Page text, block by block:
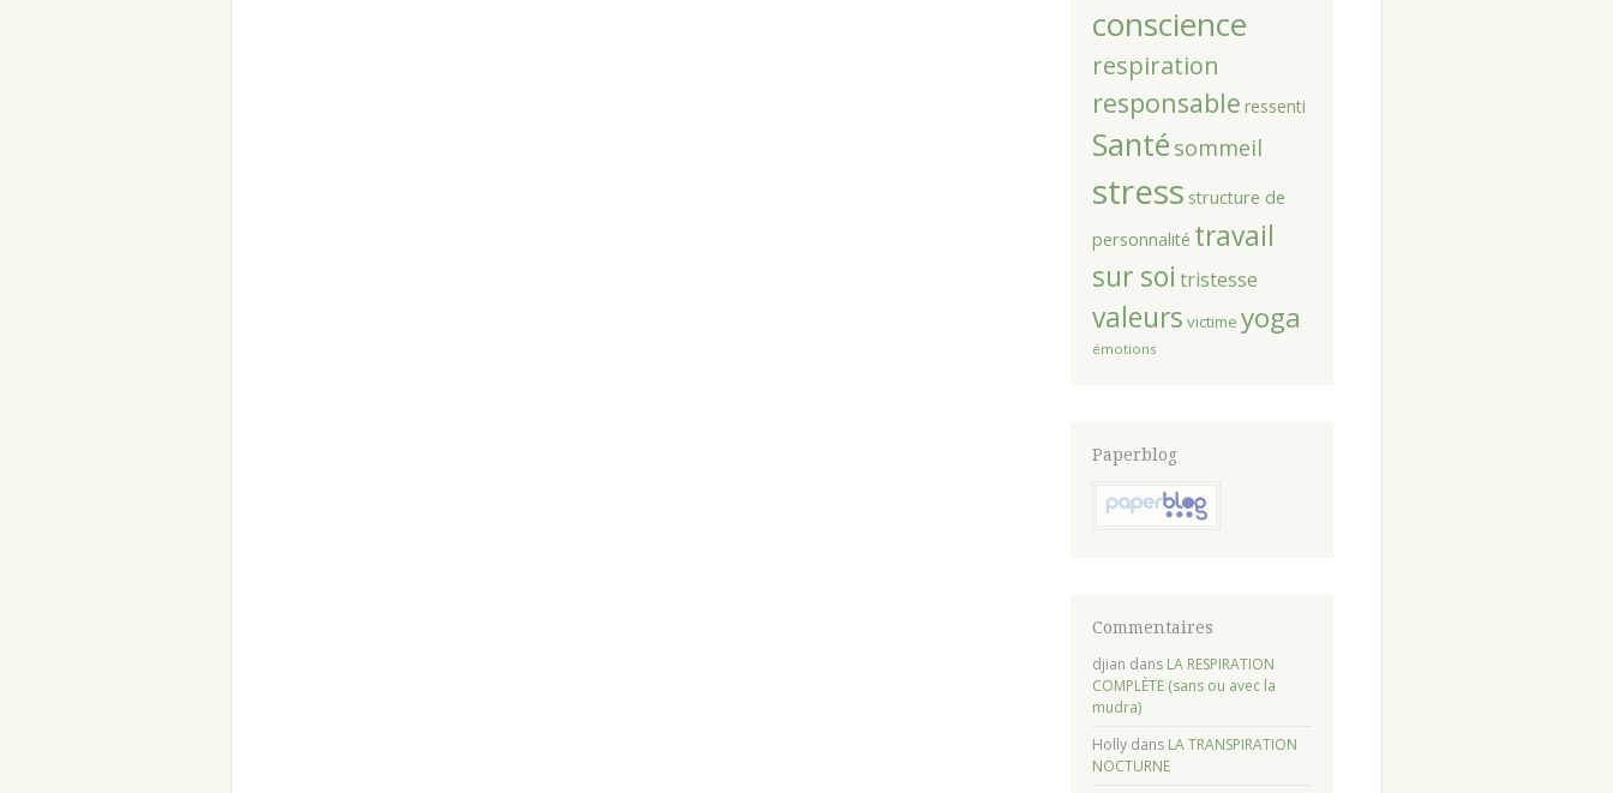
conscience
respiration
responsable ressenti
Santé sommeil
stress structure de
personnalité travail
sur soi tristesse
valeurs victime yoga
émotions
Paperblog
Commentaires
djian dans LA RESPIRATION
COMPLÈTE (sans ou avec la
mudra)
Hollydans LA TRANSPIRATION
NOCTURNE